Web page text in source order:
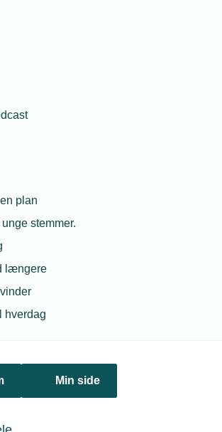
plan
stemmer.
længere
hverdag
Min side
Politik & analyse
jura@tekniq.dk
tekniq@tekniq.dk